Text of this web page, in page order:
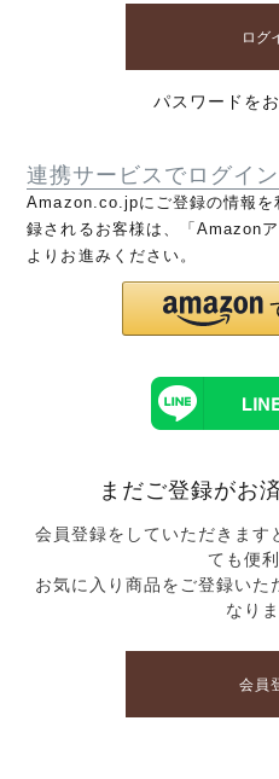
ログ
パスワードを
連携サービスでログイ
Amazon.co.jpにご登録の情報を
録されるお客様は、「Amazon
よりお進みください。
まだご登録がお
会員登録をしていただきます
ても便利
お気に入り商品をご登録いた
なりま
会員